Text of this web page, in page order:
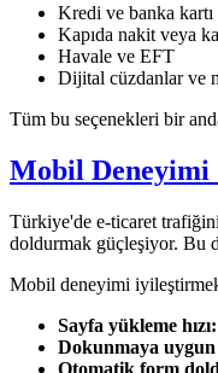
Kredi ve banka
Kapıda nakit veya
Havale ve EFT
Dijital cüzdanlar ve
Tüm bu seçenekleri bir
Mobil Deneyimi
Türkiye'de e-ticaret
doldurmak güçleşiyor. Bu
Mobil deneyimi
Sayfa yükleme hızı:
Dokunmaya
Otomatik form